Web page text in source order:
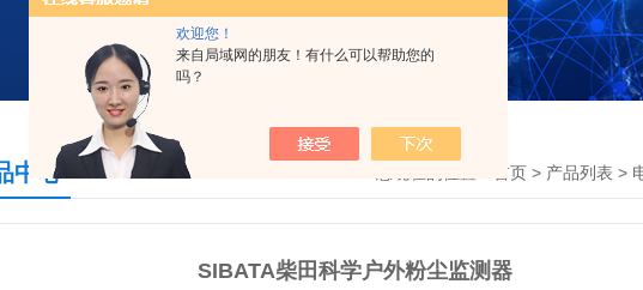
欢迎您！
来自局域网的朋友！有什么可以帮助您的
吗？
中心 首页 > 产品列表 >
SIBATA柴田科学户外粉尘监测器